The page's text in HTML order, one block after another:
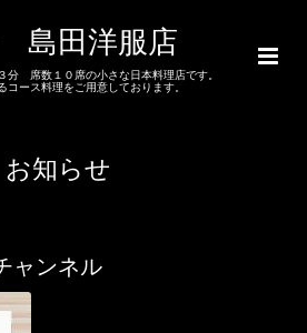
島田洋服店
分 席数１０席の小さな日本料理店です。
コース料理をご用意しております。
お知らせ
ャンネル